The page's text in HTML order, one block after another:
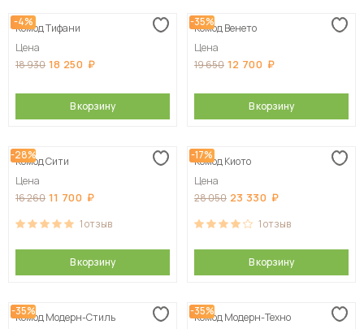
-4%
Комод Тифани
Цена
18 930 18 250
В корзину
-35%
Комод Венето
Цена
19 650 12 700
В корзину
-28%
Комод Сити
Цена
16 260 11 700
1отзыв
В корзину
-17%
Комод Киото
Цена
28 050 23 330
1отзыв
В корзину
-35%
Комод Модерн-Стиль
-35%
Комод Модерн-Техно